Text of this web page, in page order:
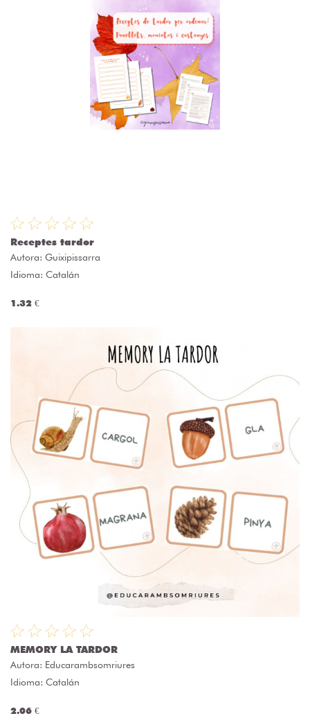
Receptes tardor
Autora: Guixipissarra
Idioma: Catalán
1.32 €
MEMORY LA TARDOR
Autora: Educarambsomriures
Idioma: Catalán
2.06 €